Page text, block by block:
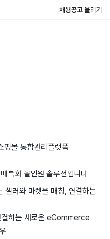
채용공고 올리기
핑몰 통합관리플랫폼
특화 올인원 솔루션입니다
셀러와 마켓을 매칭, 연결하는
결하는 새로운 eCommerce